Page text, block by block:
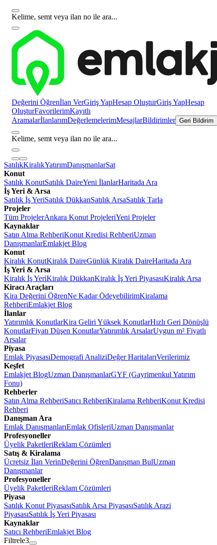
Kelime, semt veya ilan no ile ara...
Değerini Öğrenİlan VerGiriş YapHesap OluşturGiriş YapHesap
OluşturFavorilerimKayıtlı
AramalarİlanlarımDeğerlemelerimMesajlarBildirimler Geri Bildirim
Kelime, semt veya ilan no ile ara...
SatılıkKiralıkYatırımDanışmanlarSat
Konut
Satılık KonutSatılık DaireYeni İlanlarHaritada Ara
İş Yeri & Arsa
Satılık İş YeriSatılık DükkanSatılık ArsaSatılık Tarla
Projeler
Tüm ProjelerAnkara Konut ProjeleriYeni Projeler
Kaynaklar
Satın Alma RehberiKonut Kredisi RehberiUzman
DanışmanlarEmlakjet Blog
Konut
Kiralık KonutKiralık DaireGünlük Kiralık DaireHaritada Ara
İş Yeri & Arsa
Kiralık İş YeriKiralık DükkanKiralık İş Yeri PiyasasıKiralık Arsa
Kiracı Araçları
Kira Değerini ÖğrenNe Kadar ÖdeyebilirimKiralama
RehberiEmlakjet Blog
İlanlar
Yatırımlık KonutlarKira Geliri Yüksek KonutlarHızlı Geri Dönüşlü
KonutlarFiyatı Düşen KonutlarYatırımlık ArsalarUygun m² Fiyatlı
Arsalar
Piyasa
Emlak PiyasasıDemografi AnaliziDeğer HaritalarıVerilerimiz
Keşfet
Emlakjet BlogUzman DanışmanlarGYF (Gayrimenkul Yatırım
Fonu)
Rehberler
Satın Alma RehberiSatıcı RehberiKiralama RehberiKonut Kredisi
Rehberi
Danışman Ara
Emlak DanışmanlarıEmlak OfisleriUzman Danışmanlar
Profesyoneller
Üyelik PaketleriReklam Çözümleri
Satış & Kiralama
Ücretsiz İlan VerinDeğerini ÖğrenDanışman BulUzman
Danışmanlar
Profesyoneller
Üyelik PaketleriReklam Çözümleri
Piyasa
Satılık Konut PiyasasıSatılık Arsa PiyasasıSatılık Arazi
PiyasasıSatılık İş Yeri Piyasası
Kaynaklar
Satıcı RehberiEmlakjet Blog
Filtrele3